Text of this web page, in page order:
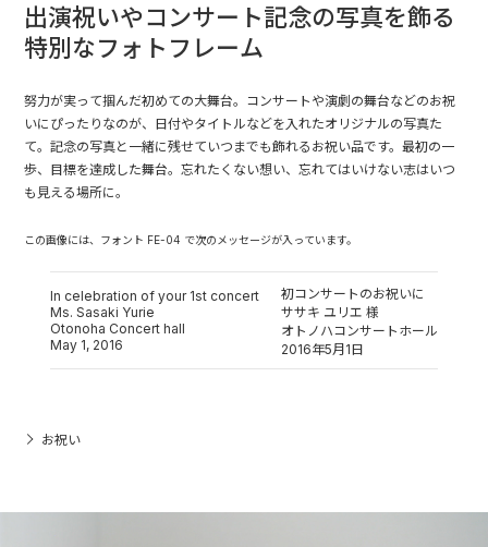
出演祝いやコンサート記念の写真を飾る
特別なフォトフレーム
努力が実って掴んだ初めての大舞台。コンサートや演劇の舞台などのお祝
いにぴったりなのが、日付やタイトルなどを入れたオリジナルの写真た
て。記念の写真と一緒に残せていつまでも飾れるお祝い品です。最初の一
歩、目標を達成した舞台。忘れたくない想い、忘れてはいけない志はいつ
も見える場所に。
この画像には、フォント FE-04 で次のメッセージが入っています。
In celebration of your 1st concert
Ms. Sasaki Yurie
Otonoha Concert hall
May 1, 2016
初コンサートのお祝いに
ササキ ユリエ 様
オトノハコンサートホール
2016年5月1日
お祝い